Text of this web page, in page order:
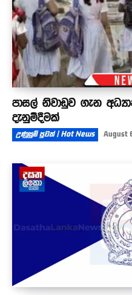
පාසල් නිවාඩුව ගැන
දැනුම්දීමක්
උණුසුම් පුවත් | Hot News August